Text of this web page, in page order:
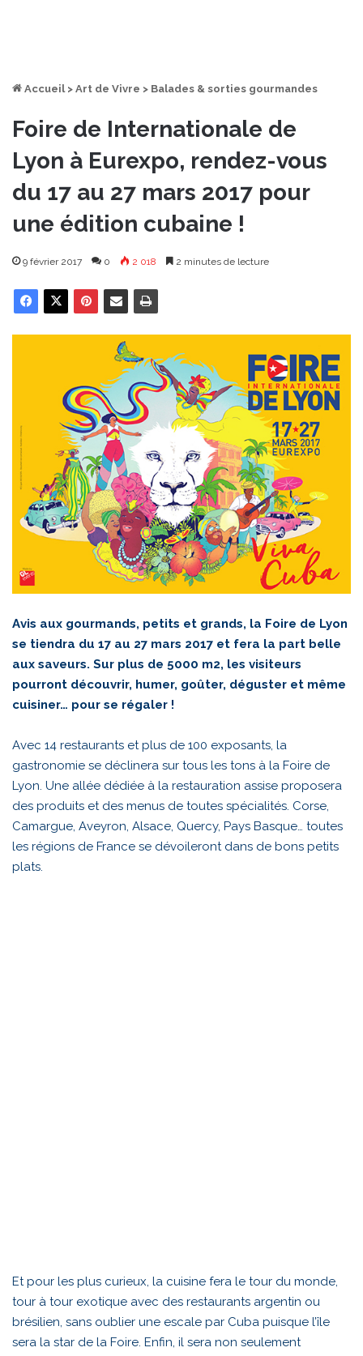
Accueil > Art de Vivre > Balades & sorties gourmandes
Foire de Internationale de
Lyon à Eurexpo, rendez-vous
du 17 au 27 mars 2017 pour
une édition cubaine !
9 février 2017 0 2 018 2 minutes de lecture
Avis aux gourmands, petits et grands, la Foire de Lyon
se tiendra du 17 au 27 mars 2017 et fera la part belle
aux saveurs. Sur plus de 5000 m2, les visiteurs
pourront découvrir, humer, goûter, déguster et même
cuisiner… pour se régaler !
Avec 14 restaurants et plus de 100 exposants, la
gastronomie se déclinera sur tous les tons à la Foire de
Lyon. Une allée dédiée à la restauration assise proposera
des produits et des menus de toutes spécialités. Corse,
Camargue, Aveyron, Alsace, Quercy, Pays Basque… toutes
les régions de France se dévoileront dans de bons petits
plats.
Et pour les plus curieux, la cuisine fera le tour du monde,
tour à tour exotique avec des restaurants argentin ou
brésilien, sans oublier une escale par Cuba puisque l’île
sera la star de la Foire. Enfin, il sera non seulement